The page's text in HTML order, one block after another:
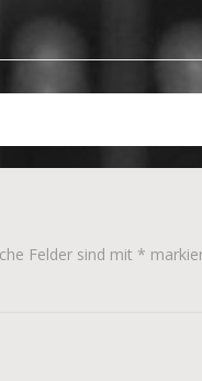
Felder sind mit *